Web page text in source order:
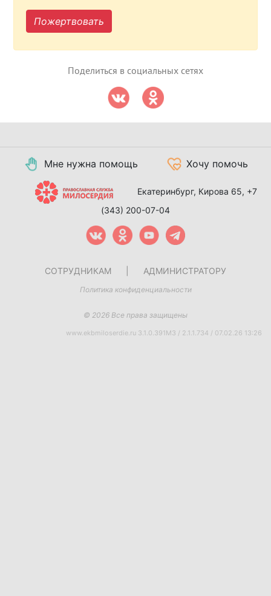
Пожертвовать
Поделиться в социальных сетях
Мне нужна помощь Хочу помочь
Екатеринбург, Кирова 65, +7
(343) 200-07-04
СОТРУДНИКАМ АДМИНИСТРАТОРУ
Политика конфиденциальности
© 2026 Все права защищены
www.ekbmiloserdie.ru 3.1.0.391M3 / 2.1.1.734 / 07.02.26 13:26